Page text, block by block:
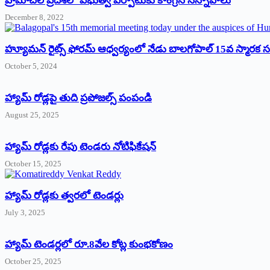
December 8, 2022
హ్యూమన్‌ రైట్స్‌ ఫోరమ్‌ ఆధ్వర్యంలో నేడు బాలగోపాల్‌ 15వ స్మారక
October 5, 2024
హ్యామ్‌ రోడ్లపై తుది ప్రపోజల్స్‌ పంపండి
August 25, 2025
హ్యామ్‌ రోడ్లకు రేపు టెండరు నోటిఫికేషన్‌
October 15, 2025
హ్యామ్‌ రోడ్లకు త్వరలో టెండర్లు
July 3, 2025
హ్యామ్‌ ‌టెండర్లలో రూ.8వేల కోట్ల కుంభకోణం
October 25, 2025